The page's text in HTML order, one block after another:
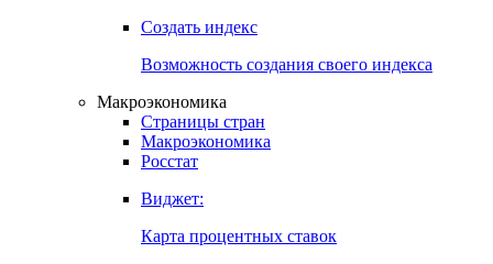
Создать индекс
Возможность создания своего индекса
Макроэкономика
Страницы стран
Макроэкономика
Росстат
Виджет:
Карта процентных ставок